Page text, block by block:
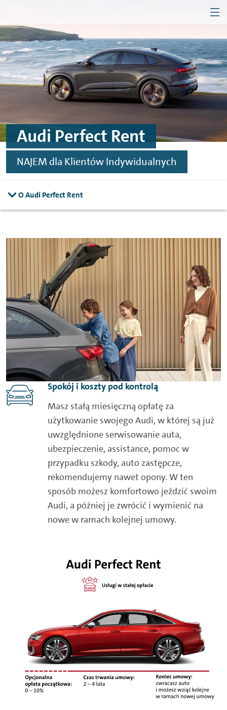
Przejdź do treści
Przejdź do konfiguratora
Przejdź do stopki
Firma
Klient indywidualny
Audi Perfect Rent
NAJEM dla Klientów Indywidualnych
O Audi Perfect Rent
Spokój i koszty pod kontrolą
Masz stałą miesięczną opłatę za
użytkowanie swojego Audi, w której są już
uwzględnione serwisowanie auta,
ubezpieczenie, assistance, pomoc w
przypadku szkody, auto zastępcze,
rekomendujemy nawet opony. W ten
sposób możesz komfortowo jeździć swoim
Audi, a później je zwrócić i wymienić na
nowe w ramach kolejnej umowy.